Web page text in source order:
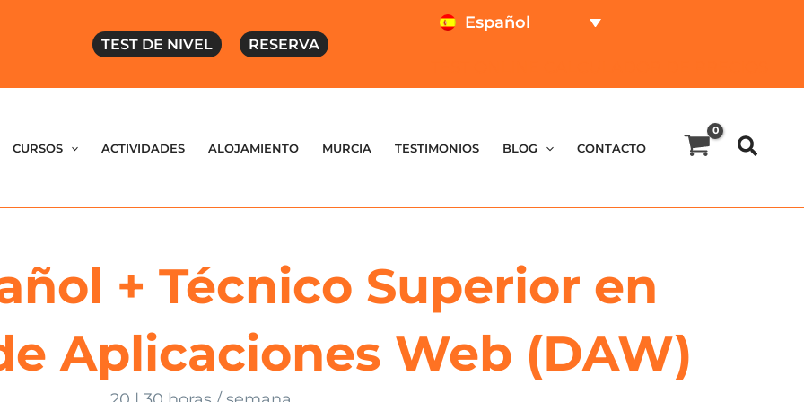
TEST DE NIVEL RESERVA
Español
CURSOS ACTIVIDADES ALOJAMIENTO MURCIA TESTIMONIOS BLOG CONTACTO
+ Técnico Superior en
Aplicaciones Web (DAW)